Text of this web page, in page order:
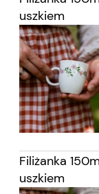
uszkiem
Filiżanka
uszkiem